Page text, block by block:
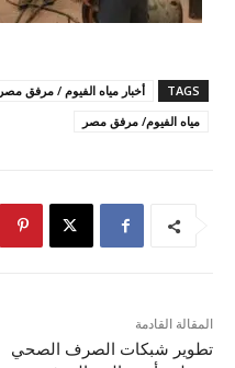
TAGS أخبار مياه الفيوم / مرفق مصر
مياه الفيوم/ مرفق مصر
المقالة القادمة
تطوير شبكات الصرف الصحي